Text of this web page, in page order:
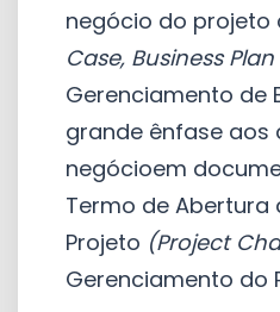
negócio do projeto
Case, Business Plan
Gerenciamento de
grande ênfase aos
negócioem
Termo de Abertura
Projeto (Project
Gerenciamento do